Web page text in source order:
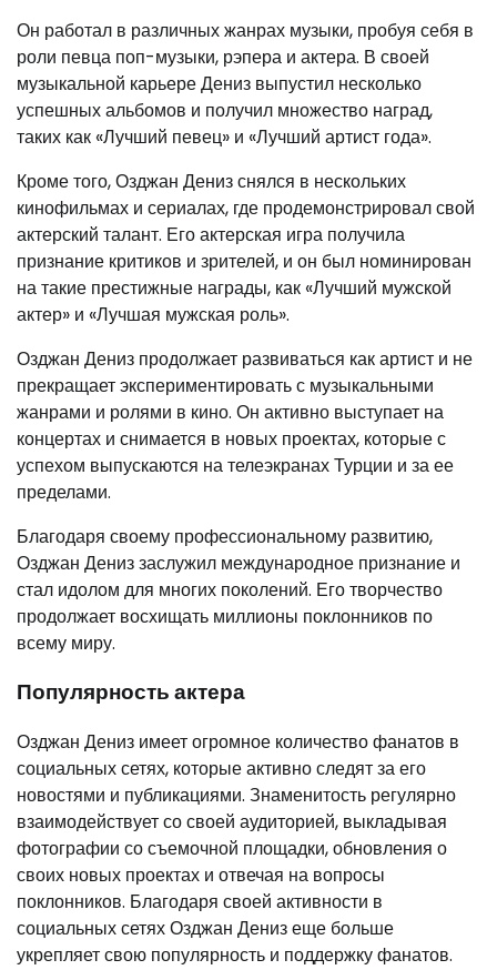
Он работал в различных жанрах музыки, пробуя себя в
роли певца поп-музыки, рэпера и актера. В своей
музыкальной карьере Дениз выпустил несколько
успешных альбомов и получил множество наград,
таких как «Лучший певец» и «Лучший артист года».
Кроме того, Озджан Дениз снялся в нескольких
кинофильмах и сериалах, где продемонстрировал свой
актерский талант. Его актерская игра получила
признание критиков и зрителей, и он был номинирован
на такие престижные награды, как «Лучший мужской
актер» и «Лучшая мужская роль».
Озджан Дениз продолжает развиваться как артист и не
прекращает экспериментировать с музыкальными
жанрами и ролями в кино. Он активно выступает на
концертах и снимается в новых проектах, которые с
успехом выпускаются на телеэкранах Турции и за ее
пределами.
Благодаря своему профессиональному развитию,
Озджан Дениз заслужил международное признание и
стал идолом для многих поколений. Его творчество
продолжает восхищать миллионы поклонников по
всему миру.
Популярность актера
Озджан Дениз имеет огромное количество фанатов в
социальных сетях, которые активно следят за его
новостями и публикациями. Знаменитость регулярно
взаимодействует со своей аудиторией, выкладывая
фотографии со съемочной площадки, обновления о
своих новых проектах и отвечая на вопросы
поклонников. Благодаря своей активности в
социальных сетях Озджан Дениз еще больше
укрепляет свою популярность и поддержку фанатов.